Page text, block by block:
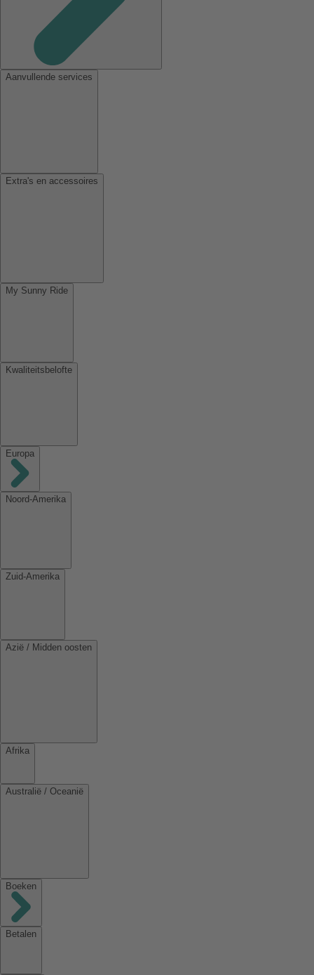
Aanvullende services
Extra's en accessoires
My Sunny Ride
Kwaliteitsbelofte
Europa
Noord-Amerika
Zuid-Amerika
Azië / Midden oosten
Afrika
Australië / Oceanië
Boeken
Betalen